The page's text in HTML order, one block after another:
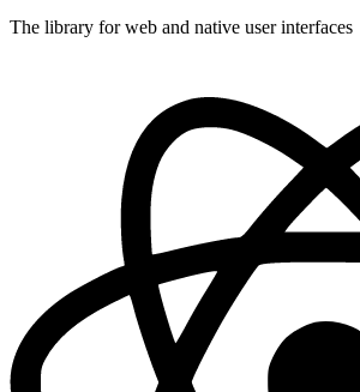
The library for web and native user interfaces